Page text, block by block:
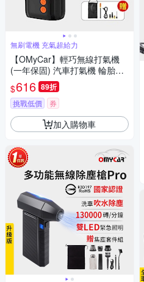
無刷電機 充氣超給力
【OMyCar】輕巧無線打氣機
(一年保固) 汽車打氣機 輪胎打
氣機 胎壓檢測 預設胎壓 自帶照
明
$616 89折
挑戰低價 券
加入購物車